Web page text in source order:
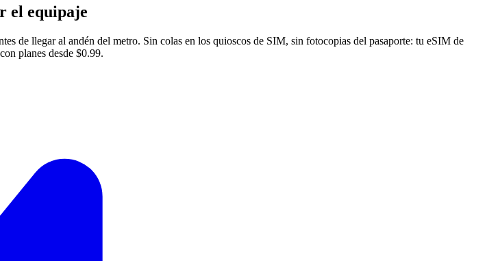
el equipaje
de llegar al andén del metro. Sin colas en los quioscos de SIM, sin fotocopias del pasaporte: tu eSIM de
planes desde $0.99.